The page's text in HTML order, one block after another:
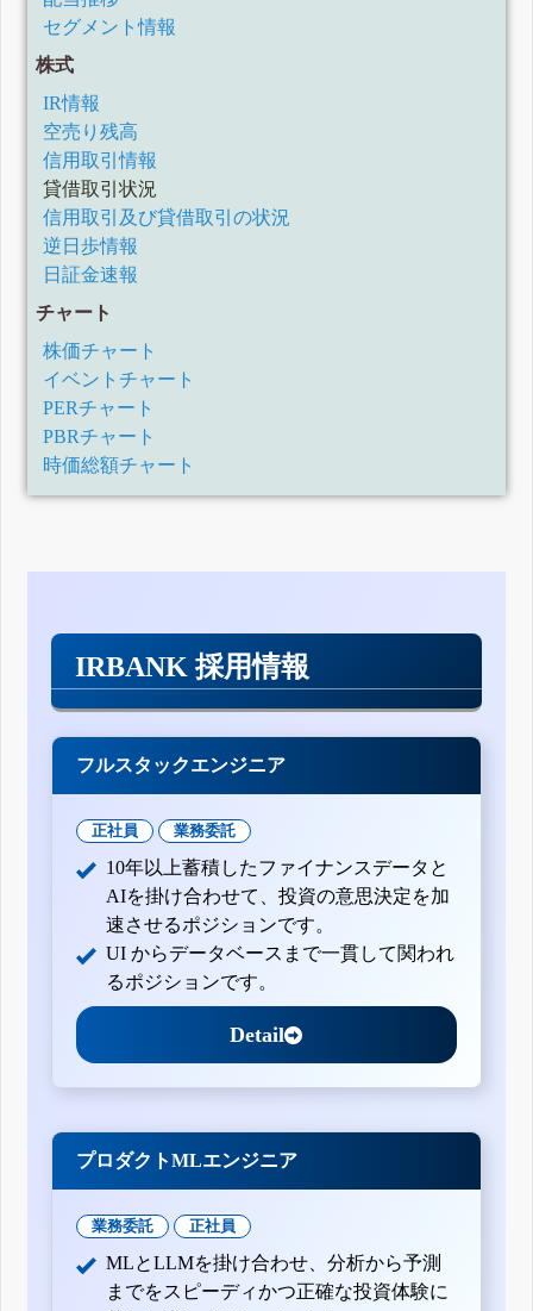
セグメント情報
株式
IR情報
空売り残高
信用取引情報
貸借取引状況
信用取引及び貸借取引の状況
逆日歩情報
日証金速報
チャート
株価チャート
イベントチャート
PERチャート
PBRチャート
時価総額チャート
IRBANK 採用情報
フルスタックエンジニア
正社員 業務委託
10年以上蓄積したファイナンスデータと
AIを掛け合わせて、投資の意思決定を加
速させるポジションです。
UI からデータベースまで一貫して関われ
るポジションです。
Detail
プロダクトMLエンジニア
業務委託 正社員
MLとLLMを掛け合わせ、分析から予測
までをスピーディかつ正確な投資体験に